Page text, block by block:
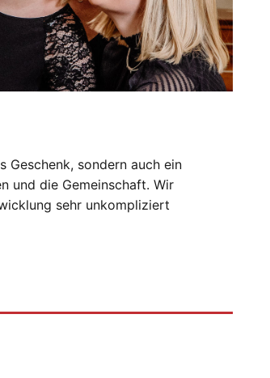
Geschenk, sondern auch ein
und die Gemeinschaft. Wir
sehr unkompliziert